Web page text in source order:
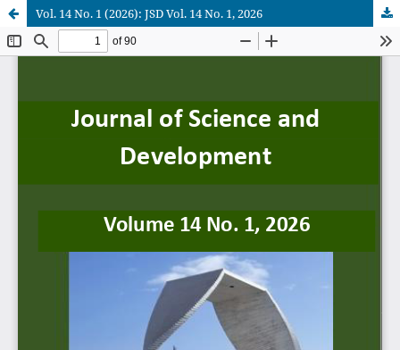
Vol. 14 No. 1 (2026): JSD Vol. 14 No. 1, 2026